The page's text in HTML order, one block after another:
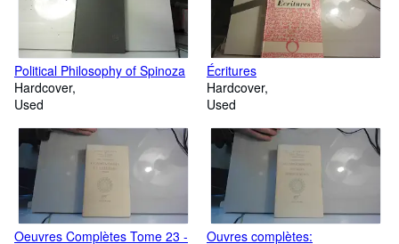
Political Philosophy of Spinoza
Hardcover
Used
Écritures
Hardcover
Used
Oeuvres Complètes Tome 23 -
Ouvres complètes: